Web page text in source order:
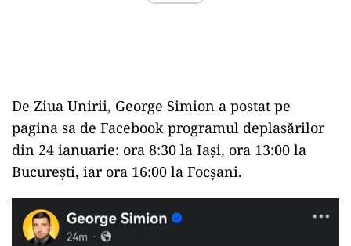
De Ziua Unirii, George Simion a postat pe
pagina sa de Facebook programul deplasărilor
din 24 ianuarie: ora 8:30 la Iași, ora 13:00 la
București, iar ora 16:00 la Focșani.